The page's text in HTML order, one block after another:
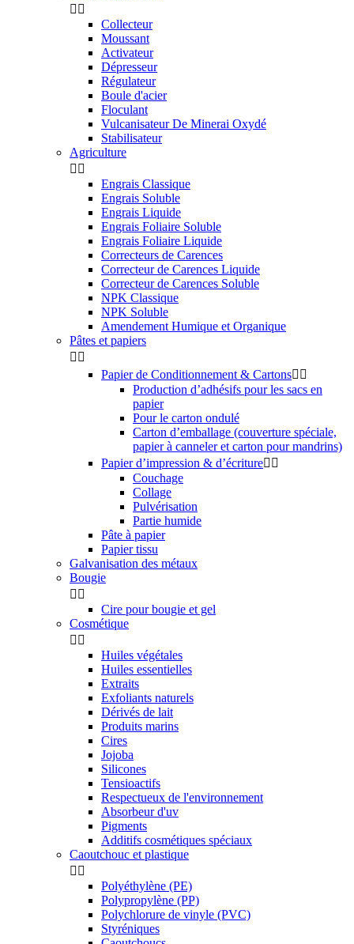
 
Collecteur
Moussant
Activateur
Dépresseur
Régulateur
Boule d'acier
Floculant
Vulcanisateur De Minerai Oxydé
Stabilisateur
Agriculture
 
Engrais Classique
Engrais Soluble
Engrais Liquide
Engrais Foliaire Soluble
Engrais Foliaire Liquide
Correcteurs de Carences
Correcteur de Carences Liquide
Correcteur de Carences Soluble
NPK Classique
NPK Soluble
Amendement Humique et Organique
Pâtes et papiers
 
Papier de Conditionnement & Cartons 
Production d’adhésifs pour les sacs en
papier
Pour le carton ondulé
Carton d’emballage (couverture spéciale,
papier à canneler et carton pour mandrins)
Papier d’impression & d’écriture 
Couchage
Collage
Pulvérisation
Partie humide
Pâte à papier
Papier tissu
Galvanisation des métaux
Bougie
 
Cire pour bougie et gel
Cosmétique
 
Huiles végétales
Huiles essentielles
Extraits
Exfoliants naturels
Dérivés de lait
Produits marins
Cires
Jojoba
Silicones
Tensioactifs
Respectueux de l'environnement
Absorbeur d'uv
Pigments
Additifs cosmétiques spéciaux
Caoutchouc et plastique
 
Polyéthylène (PE)
Polypropylène (PP)
Polychlorure de vinyle (PVC)
Styréniques